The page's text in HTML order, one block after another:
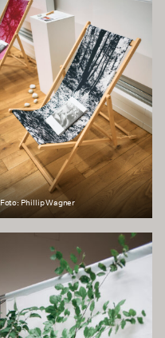
Foto: Phillip Wagner